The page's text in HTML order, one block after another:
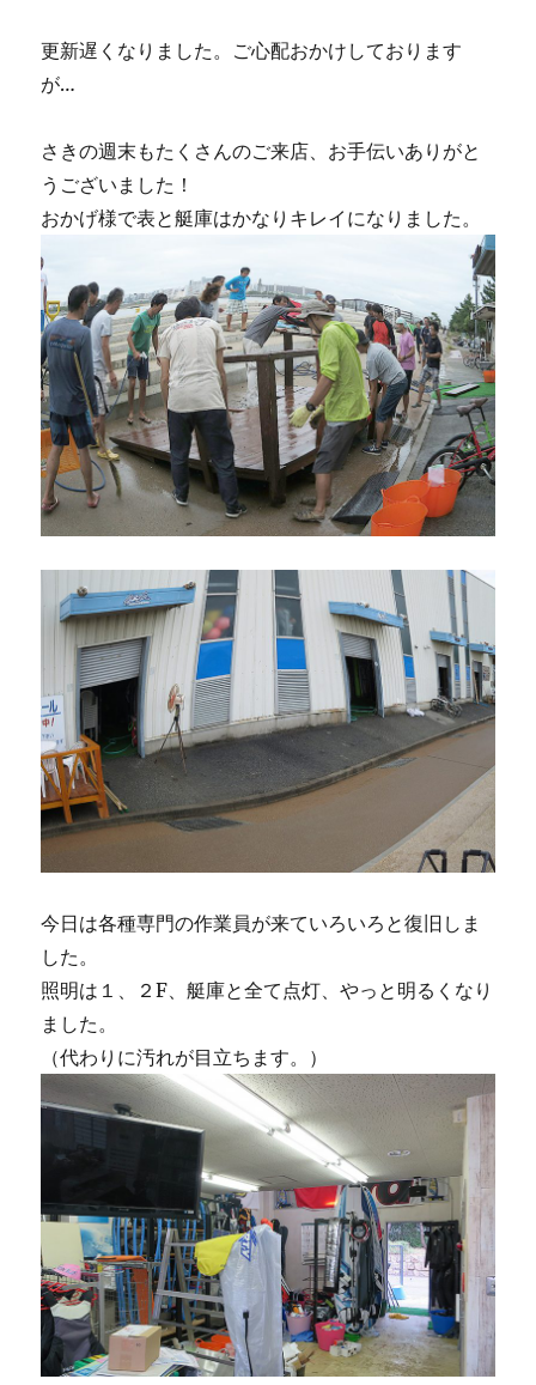
更新遅くなりました。ご心配おかけしております
が…
さきの週末もたくさんのご来店、お手伝いありがと
うございました！
おかげ様で表と艇庫はかなりキレイになりました。
今日は各種専門の作業員が来ていろいろと復旧しま
した。
照明は１、２F、艇庫と全て点灯、やっと明るくなり
ました。
（代わりに汚れが目立ちます。）